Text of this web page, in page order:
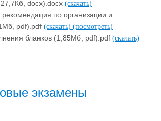
docx).docx (скачать)
по организации и
pdf).pdf (скачать) (посмотреть)
бланков (1,85Мб, pdf).pdf (скачать)
экзамены